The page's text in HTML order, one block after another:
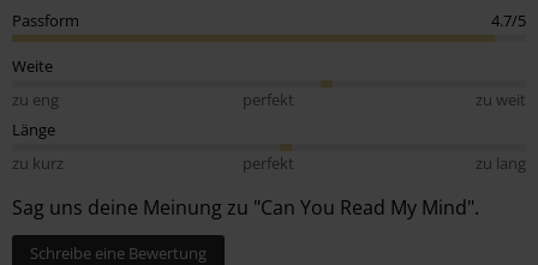
Passform 4.7/5
Weite
zu eng
perfekt
zu weit
Länge
zu kurz
perfekt zu lang
Sag uns deine Meinung zu "Can You Read My Mind".
Schreibe eine Bewertung